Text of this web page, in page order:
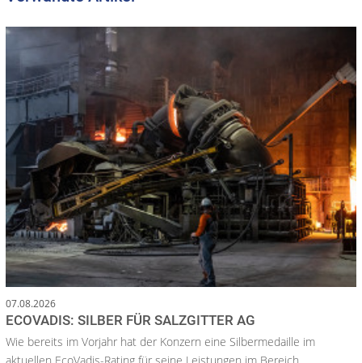
07.08.2026
ECOVADIS: SILBER FÜR SALZGITTER AG
Wie bereits im Vorjahr hat der Konzern eine Silbermedaille im